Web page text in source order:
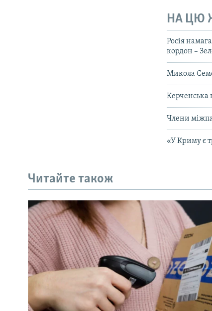
НА ЦЮ
Росія
кордон –
Микола
Керченська
Члени
«У Криму є
Читайте також